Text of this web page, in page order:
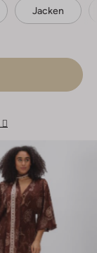
Jacken